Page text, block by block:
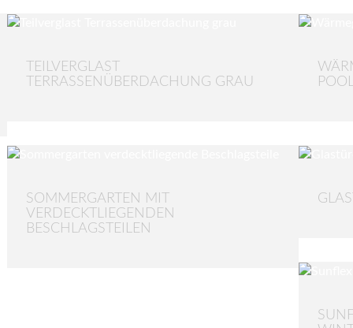
TEILVERGLAST
TERRASSENÜBERDACHUNG GRAU
SOMMERGARTEN MIT
VERDECKTLIEGENDEN
BESCHLAGSTEILEN